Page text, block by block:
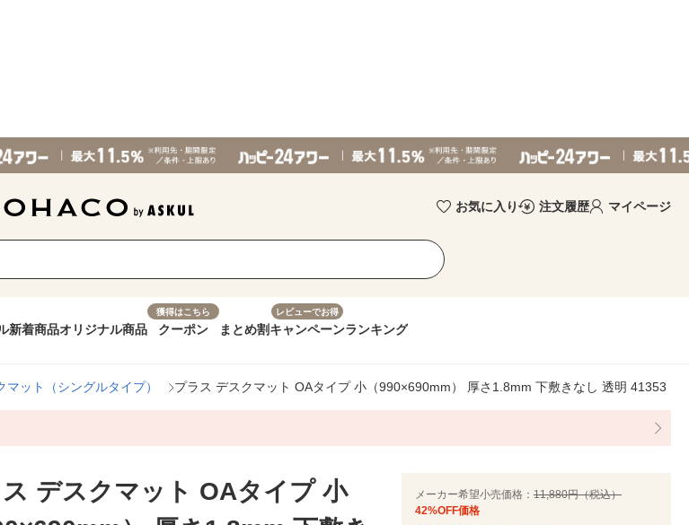
お気に入り 注文履歴 マイページ
新着商品オリジナル商品
獲得はこちら
クーポン まとめ割
レビューでお得
キャンペーンランキング
マット（シングルタイプ） プラス デスクマット OAタイプ 小（990×690mm） 厚さ1.8mm 下敷きなし 透明 41353
デスクマット OAタイプ 小
メーカー希望小売価格： 11,880円（税込）
42%OFF価格